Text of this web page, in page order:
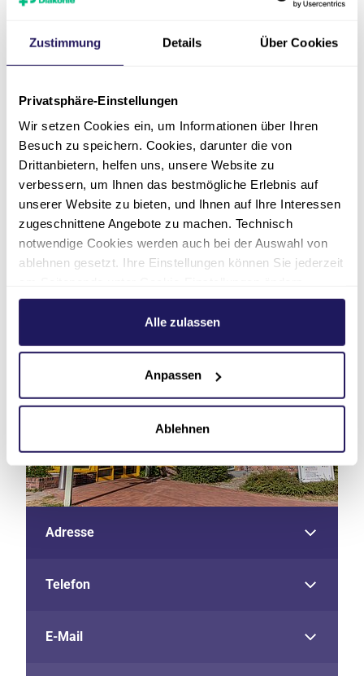
Zustimmung Details Über Cookies
Privatsphäre-Einstellungen
Wir setzen Cookies ein, um Informationen über Ihren
Besuch zu speichern. Cookies, darunter die von
Drittanbietern, helfen uns, unsere Website zu
verbessern, um Ihnen das bestmögliche Erlebnis auf
unserer Website zu bieten, und Ihnen auf Ihre Interessen
zugeschnittene Angebote zu machen. Technisch
notwendige Cookies werden auch bei der Auswahl von
ablehnen gesetzt. Ihre Einstellungen können Sie jederzeit
Weitere Informationen hierzu finden Sie in unserer
.Alle zulassen
Anpassen
Ablehnen
Tarife für stationäre
Leistungen & Pflegekosten
Wahlleistungen &
Komfortstation
Wertsachen
Kontakt
Adresse
Telefon
E-Mail